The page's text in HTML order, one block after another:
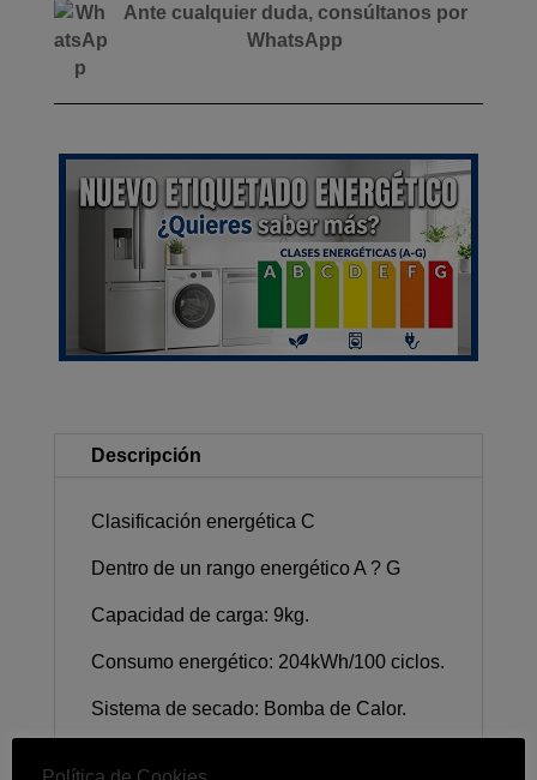
Ante cualquier duda, consúltanos por
WhatsApp
Descripción
Clasificación energética C
Dentro de un rango energético A ? G
Capacidad de carga: 9kg.
Consumo energético: 204kWh/100 ciclos.
Sistema de secado: Bomba de Calor.